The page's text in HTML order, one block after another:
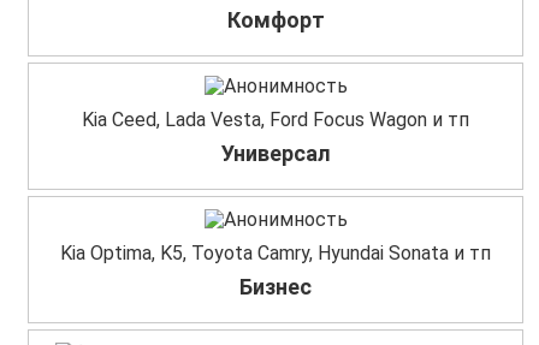
Комфорт
Kia Ceed, Lada Vesta, Ford Focus Wagon и тп
Универсал
Kia Optima, K5, Toyota Camry, Hyundai Sonata и тп
Бизнес